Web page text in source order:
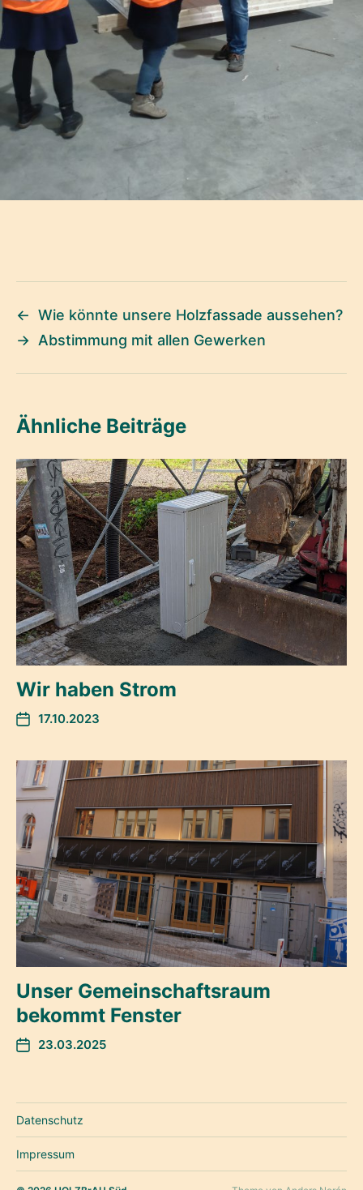
← Wie könnte unsere Holzfassade aussehen?
→ Abstimmung mit allen Gewerken
Ähnliche Beiträge
Wir haben Strom
17.10.2023
Unser Gemeinschaftsraum
bekommt Fenster
23.03.2025
Datenschutz
Impressum